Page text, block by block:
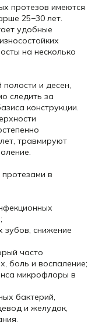
протезов имеются
25−30 лет.
удобные
на несколько
и десен,
следить за
конструкции.
травмируют
в
зубов, снижение
часто
боль и воспаление;
микрофлоры в
бактерий,
и желудок,